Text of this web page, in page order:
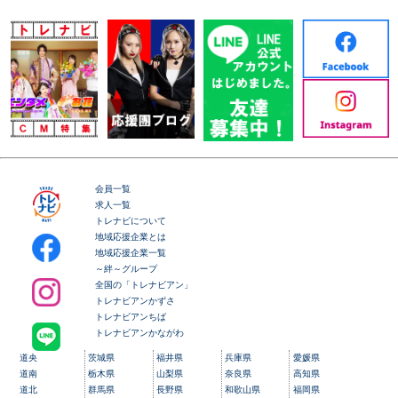
会員一覧
求人一覧
トレナビについて
地域応援企業とは
地域応援企業一覧
～絆～グループ
全国の「トレナビアン」
トレナビアンかずさ
トレナビアンちば
トレナビアンかながわ
道央
道南
道北
茨城県
栃木県
群馬県
福井県
山梨県
長野県
兵庫県
奈良県
和歌山県
愛媛県
高知県
福岡県